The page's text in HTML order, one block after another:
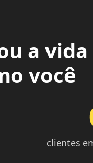
a vida
você
clientes